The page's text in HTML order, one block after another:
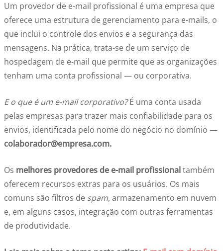
Um provedor de e-mail profissional é uma empresa que
oferece uma estrutura de gerenciamento para e-mails, o
que inclui o controle dos envios e a segurança das
mensagens. Na prática, trata-se de um serviço de
hospedagem de e-mail que permite que as organizações
tenham uma conta profissional — ou corporativa.
E o que é um e-mail corporativo?É uma conta usada
pelas empresas para trazer mais confiabilidade para os
envios, identificada pelo nome do negócio no domínio —
colaborador@empresa.com.
Os melhores provedores de e-mail profissionaltambém
oferecem recursos extras para os usuários. Os mais
comuns são filtros de spam, armazenamento em nuvem
e, em alguns casos, integração com outras ferramentas
de produtividade.